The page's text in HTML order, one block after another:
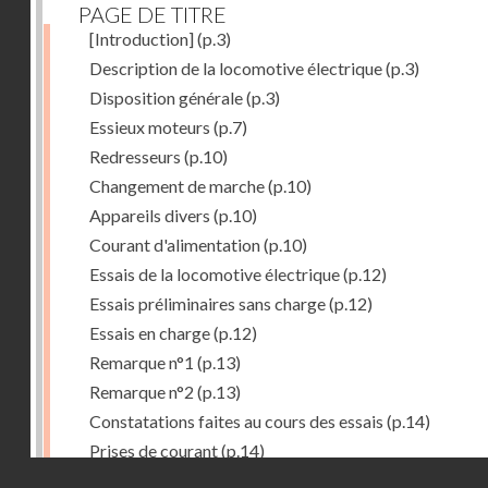
PAGE DE TITRE
[Introduction](p.3)
Description de la locomotive électrique(p.3)
Disposition générale(p.3)
Essieux moteurs (p.7)
Redresseurs (p.10)
Changement de marche(p.10)
Appareils divers (p.10)
Courant d'alimentation(p.10)
Essais de la locomotive électrique(p.12)
Essais préliminaires sans charge(p.12)
Essais en charge(p.12)
Remarque n°1 (p.13)
Remarque n°2 (p.13)
Constatations faites au cours des essais (p.14)
Prises de courant(p.14)